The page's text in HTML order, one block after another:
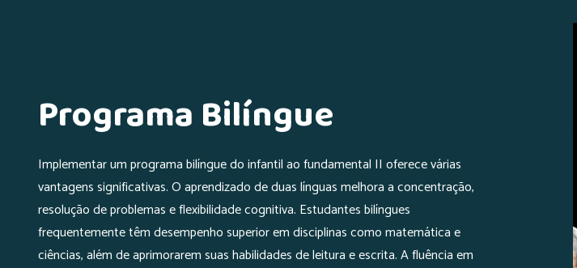
Programa Bilíngue
Implementar um programa bilíngue do infantil ao fundamental II oferece várias
vantagens significativas. O aprendizado de duas línguas melhora a concentração,
resolução de problemas e flexibilidade cognitiva. Estudantes bilíngues
frequentemente têm desempenho superior em disciplinas como matemática e
ciências, além de aprimorarem suas habilidades de leitura e escrita. A fluência em